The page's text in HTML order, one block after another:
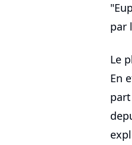
par
Le
En